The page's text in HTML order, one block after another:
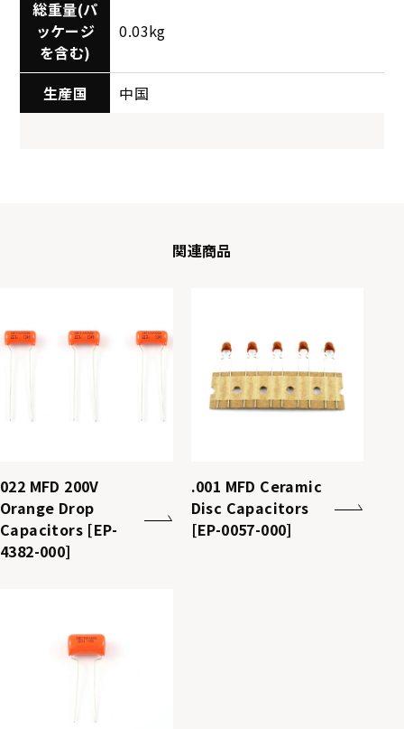
総重量(パ
ッケージ
を含む)
0.03kg
生産国 中国
関連商品
022 MFD 200V
Orange Drop
Capacitors [EP-
4382-000]
.001 MFD Ceramic
Disc Capacitors
[EP-0057-000]